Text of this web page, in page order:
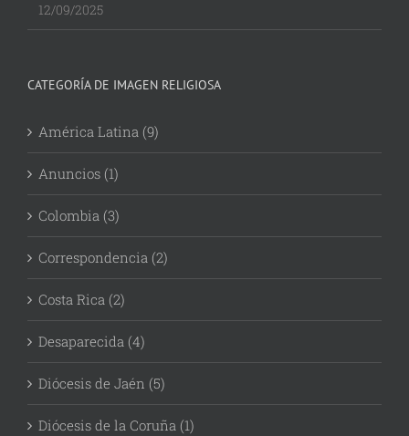
12/09/2025
CATEGORÍA DE IMAGEN RELIGIOSA
América Latina (9)
Anuncios (1)
Colombia (3)
Correspondencia (2)
Costa Rica (2)
Desaparecida (4)
Diócesis de Jaén (5)
Diócesis de la Coruña (1)